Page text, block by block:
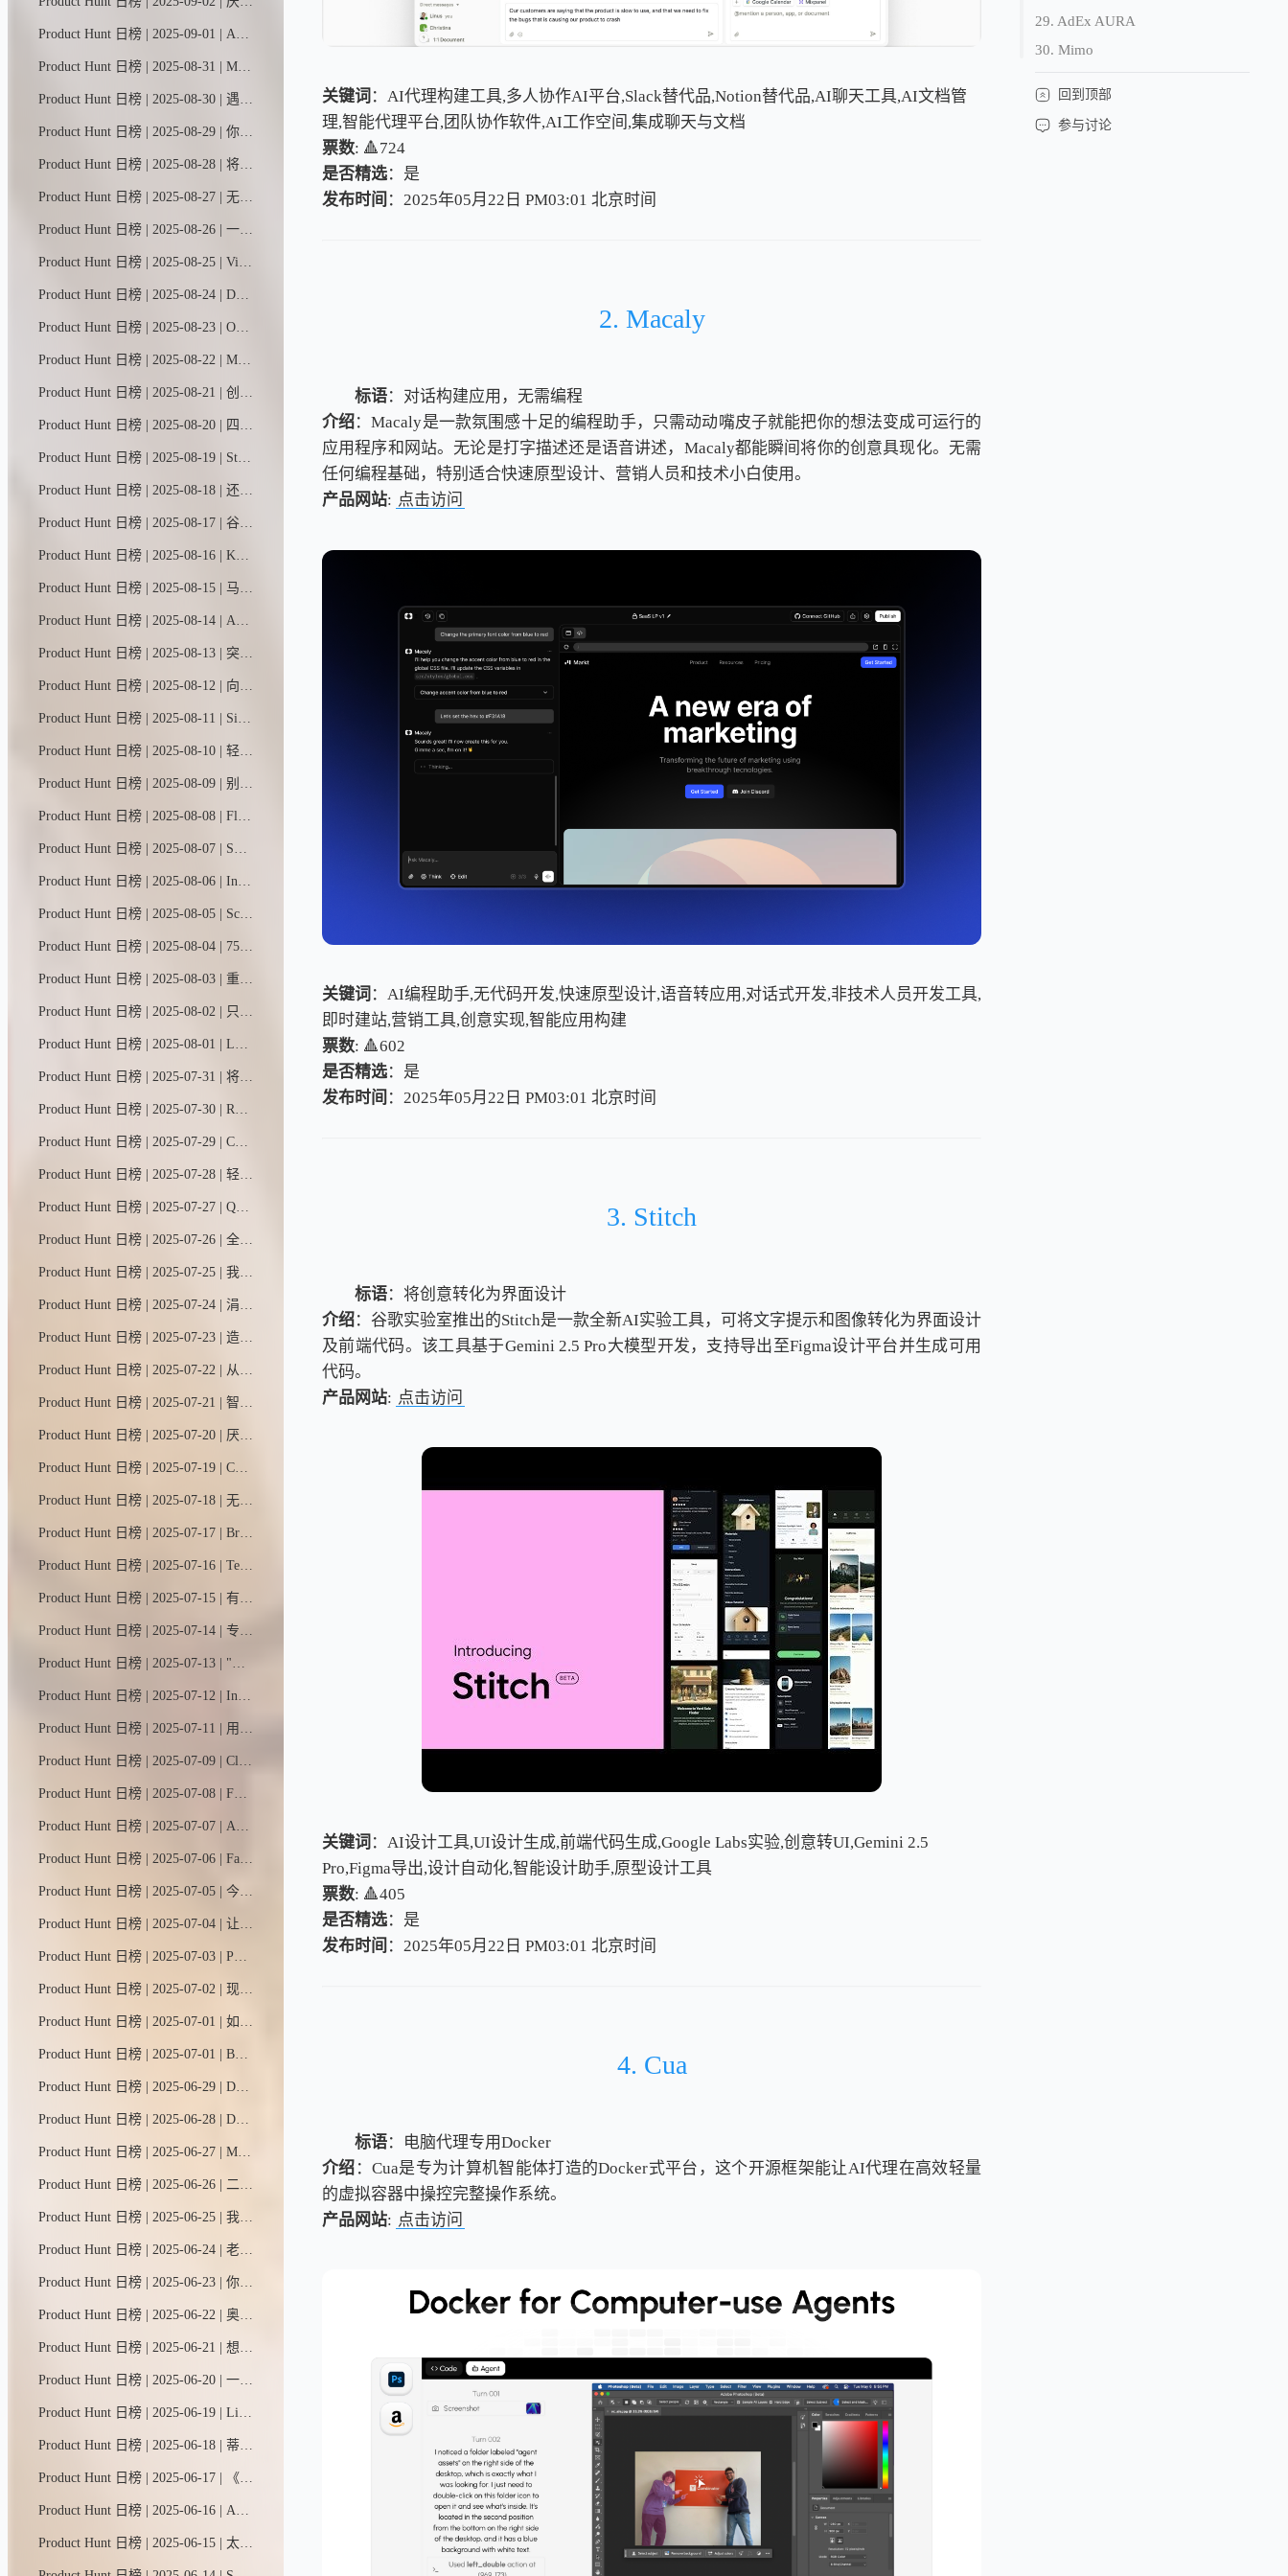
Product Hunt 日榜 | 2025-09-01 | A01是你的专属新闻助手，帮你追踪所有关心的话题。只需告诉它你想关注的内容，它就会为你带来最新资讯。
Product Hunt 日榜 | 2025-08-31 | Motion以高清画质捕捉屏幕动态，平滑处理鼠标移动轨迹，添加局部放大特效，让您全面掌控视觉呈现。只需轻点几下，原始素材即刻升级为专业级精制视频——无论是分享展示、产品演示还是营销推广，皆能完美胜任。
Product Hunt 日榜 | 2025-08-30 | 遇见Surf——一款专业AI助手，将加密市场的纷杂信息转化为行动指南。整合实时社群情绪与链上数据，打造研究与执行的一体化平台。用通俗易懂的 sourced 行业洞察，助您轻松理解RWA（现实世界资产）和稳定币等概念。
Product Hunt 日榜 | 2025-08-29 | 你可能身兼数职：既是CEO，又当营销专员、销售员、会计和客服…现在，让Marblism的AI员工团队为你分忧——全面接管邮件处理、社交媒体运营、潜在客户开发、搜索引擎优化、电话接听及客户支持。
Product Hunt 日榜 | 2025-08-28 | 将非技术性反馈和错误报告在数秒内转化为现成代码。Webvizio自动捕捉产品反馈，收集所有技术数据，并通过Cursor、Windsurf等AI编程工具帮助团队快速解决开发任务。
Product Hunt 日榜 | 2025-08-27 | 无缝支付体验，助力SaaS业务 🤝 全球伙伴轻松分账 🌍 支持80+种货币、100+国家/地区及稳定币结算 🤖 智能AI助手深度解析业务数据 💳 订阅制与一次性支付兼享，税务自动化省心无忧
Product Hunt 日榜 | 2025-08-26 | 一款工作流自动化平台，可将任务精准分配给人类员工或AI代理。通过整合Slack、Jira和Notion等工具，Trace能够解构现有工作流程，识别自动化契机，并将AI代理嵌入重复性任务中执行。
Product Hunt 日榜 | 2025-08-25 | VibeFlow能将您的指令转化为全栈网络应用，通过类似n8n的可视化工作流构建后端逻辑，让您能够随着创意的演进直观查看、编辑并扩展应用程序架构。
Product Hunt 日榜 | 2025-08-24 | Deforge让AI智能体开发变得极其简单。我们的可视化平台将复杂工作流浓缩为单一节点，任何人都能通过填写表单快速部署智能体。
Product Hunt 日榜 | 2025-08-23 | Omnara让Claude Code摆脱终端束缚。先在本地编写代码，随后即可在网页端或移动端无缝续写。设备切换丝滑流畅，工作进度实时同步。当智能代理需要您介入时，推送即时抵达，一键即可审批变更。SDK兼容所有AI代理系统，开启全平台编程新体验。
Product Hunt 日榜 | 2025-08-22 | Mocke AI智能体模拟执行邮件营销活动，1分钟内即可反馈结果，包括邮件打开率、回复率和退订率等关键指标。更独特的是，Mocke能深度解析潜在客户行为：精准指出未打开邮件的原因，解析被标记垃圾邮件或遭到忽视的深层因素。助您获取真实场景中无法捕捉的营销成败关键洞察，揭示活动成功或失败的本质原因。
Product Hunt 日榜 | 2025-08-21 | 创建你自己的发布保护机制，用简单英语标记或阻止团队代码更改，让你立即知晓一切是否按计划进行或违反规则。
Product Hunt 日榜 | 2025-08-20 | 四月是一款语音AI行政助手，可免提管理您的邮件和日程。专为需要行政助理的大忙人设计。只需动动嘴，就能让四月帮您重新安排会议、删除垃圾邮件并回复重要邮件。
Product Hunt 日榜 | 2025-08-19 | Stormy是一款专为网红营销打造的AI助手。只需提供简要需求和预算，它就能从公开数据中筛选出合适的YouTube/TikTok创作者，精准匹配评分，自动撰写个性化邀约文案，通过私信/邮件触达，实时追踪回复动态，并协助完成谈判签约——为您提供从对接到成交的全流程极速服务。
Product Hunt 日榜 | 2025-08-18 | 还在被竞争对手甩在身后吗？HeadsUp是首款能主动预警竞品动态并助您快速应对的AI助手。实时洞悉市场变化，即刻触发行动警报。60秒极速部署，全自动智能护航。
Product Hunt 日榜 | 2025-08-17 | 谷歌航班新推出了一款名为"航班特惠"的AI工具，专为行程灵活的旅行者打造。只需用自然语言描述你的理想旅程，比如"今年冬天来趟滑雪之旅"，它就能为你找到最划算的机票和最佳目的地。
Product Hunt 日榜 | 2025-08-16 | Kuse能将杂乱输入转化为条理分明的交付成果，所有操作都在一个可视化画布上完成——你的创作上下文一目了然，随时可编辑，还能重复利用。输入一团乱麻，输出智慧结晶。
Product Hunt 日榜 | 2025-08-15 | 马卡龙是一款让你一见如故的私人AI。它比朋友更懂你的喜好、经历和愿望，还能瞬间调出定制化小程序，让每次对话都甜度满分。
Product Hunt 日榜 | 2025-08-14 | Autumn让AI初创企业仅需3次API调用即可实现用量计价与管控。基于Stripe构建，一站式管理订阅、用量和访问权限。无需配置Webhook或后端逻辑，特别适合开发大语言模型和图像应用的早期团队。
Product Hunt 日榜 | 2025-08-13 | 突破大脑的极限。与你阅读、观看、聆听或记录的所有内容展开对话。随时随地添加资料，或导入数千个视频、播客等内容——全部自动归档至你的智能知识库。让记忆成为永恒可检索的宝藏。
Product Hunt 日榜 | 2025-08-12 | 向各路传奇人物学习任意主题的大师课，课程阵容包括保罗·格雷厄姆、埃隆·马斯克、陶哲轩、安德烈·卡帕西、摩根·豪塞尔、比尔·阿克曼和马克·安德森。观看他们实时共享屏幕，为你讲授自选课题的深度课程。
Product Hunt 日榜 | 2025-08-11 | Simular Pro是一款专为macOS打造的生产级电脑助手，能够像真人一样可靠地自动化处理复杂的桌面任务。
Product Hunt 日榜 | 2025-08-10 | 轻松隐藏网页上的敏感信息，如文字、图片、表单等内容。
Product Hunt 日榜 | 2025-08-09 | 别再浪费时间和金钱选错课程了。CourseCorrect能根据你的水平、经验和技能，全网智能匹配最适合的课程。还能获取就业市场需求、薪资涨幅等深度分析，告诉你哪些技能才能真正推动职业发展。
Product Hunt 日榜 | 2025-08-08 | Floot让非技术人员和创业者也能轻松打造真正可用的专业级网页应用。它设计得极其简单易用又功能强大。整套技术栈（后端、数据库、托管等）都已内置集成，从此你可以毫无障碍地实现自己的创意构想。
Product Hunt 日榜 | 2025-08-07 | SpeedVitals RUM助您实时监测真实用户性能（核心网页指标）与网站分析数据。作为谷歌分析的替代方案，它采用隐私优先设计，全程无需使用追踪Cookie。
Product Hunt 日榜 | 2025-08-06 | Indy AI颠覆了自由职业者的接单方式。它直连你的领英和X账号，扫描你的人脉网络，在你的Contra动态中推送熟人商机。告别求职平台。无需硬推销。只推荐来自既有关系的真实机会。
Product Hunt 日榜 | 2025-08-05 | SciSpace智能助手，您的科研搭档，集成了数百种学术工具与数据库于一体。只需简单指令，它便能阅读文献、分析数据、撰写论文，助您节省90%研究时间，让您从假设到发现的科研之路快人一步。
Product Hunt 日榜 | 2025-08-04 | 75%的网站未能通过核心网页指标测评。快检查你的网站排名是否被加载更快的竞争对手超越。数据源自Chrome用户体验报告的真实用户数据。
Product Hunt 日榜 | 2025-08-03 | 重视用户信任的现代SaaS团队专属——隐私友好型网站数据分析+仪表盘
Product Hunt 日榜 | 2025-08-02 | 只需一张照片，即可生成温馨逼真的产品展示图。X-Design助力小商家一键升级普通照片，轻松打造风格化场景——无论是温馨卧室、波西米亚风客厅，还是手持产品特写。功能涵盖修图美化、尺寸调整、智能抠图等全套工具。
Product Hunt 日榜 | 2025-08-01 | Launch只需一个指令就能构建完整产品——涵盖前端、后端、内置数据库和实时集成。无需Supabase，无需Zapier。遇到难题时，真人工程师将协助调试并交付成果。从构想到上线仅需数分钟，全程提供值得信赖的技术支持。
Product Hunt 日榜 | 2025-07-31 | 将你的安卓手机变成AI游乐场。DroidRun让你能在原生移动应用中创建并控制自主智能体，是测试、自动化和实验的完美工具。百分百开源，即将支持云端部署。
Product Hunt 日榜 | 2025-07-30 | RunLLM基于加州大学伯克利分校十年研究成果打造，能通过分析日志、代码和文档解决复杂技术支持问题。该工具可节省30%以上工程师时间，平均故障修复时长缩短50%，工单拦截率高达99%。Databricks、Sourcegraph和Corelight等企业已投入使用——立即免费试用您的专属版本。
Product Hunt 日榜 | 2025-07-29 | CopyCat是一款无需编程的浏览器自动化搭建平台。通过其可视化编辑器，您只需将AI指令与可靠的步骤化操作相结合，即可实现各类网页任务的自动化处理。
Product Hunt 日榜 | 2025-07-28 | 轻松通过对话生成并优化高转化率的产品视觉内容。HuHu AI智能助手化身您的专属搭档，为网店打造所需一切。✅ 一张照片，全场景内容。✅ 链接一键焕新。✅ 触达更广客群。
Product Hunt 日榜 | 2025-07-27 | Quicko Pro是一款以AI为核心的专业咨询平台，助力从业者轻松开展线上业务。它提供可定制的门户界面、无缝支付集成和实时数据分析功能，既能简化运营流程，又能提升客户互动体验。
Product Hunt 日榜 | 2025-07-26 | 全球首款大型视觉记忆模型震撼问世——这款AI能像ChatGPT处理文字一样，观看并记忆视频内容。上传至Memories.ai平台后，您可随时搜索画面细节或提出相关问题。
Product Hunt 日榜 | 2025-07-25 | 我们都可能需要一些心理支持。我曾用过Ash，凌晨两点被它的贴心程度震撼到了。它能记住我们的对话，甚至还会提出质疑，给出超有启发的见解。人工智能反而让我们更有人情味，这感觉太奇妙了不是吗？
Product Hunt 日榜 | 2025-07-24 | 涓流魔法画布——全球首款智能协作画布，让你与AI直观共创，轻松打造可直接上线的应用与网站。这个可视化空间专为情境工程设计，智能体能更精准理解你的意图，构建多页面应用程序。
Product Hunt 日榜 | 2025-07-23 | 造你所想，共享灵感，人人皆可参与。YouWare是一个活力四射的编程社区，搭载智能工具。加入10万+创作者与30万+项目，激发创意火花，收获宝贵建议。灵感枯竭？快来围观这些社区大神作品！
Product Hunt 日榜 | 2025-07-22 | 从线索挖掘到客户培育再到个性化触达，Jeeva全流程包办，让您专注成交而非追逐。全新2.0版本能智能分类收件箱、实时生成通话预案、自动管理后续跟进，甚至为您完成会议纪要。
Product Hunt 日榜 | 2025-07-21 | 智能清单 随手即达。用语音或拍照就能瞬间生成AI待办清单，轻松追踪每日每周每月事务。
Product Hunt 日榜 | 2025-07-20 | 厌倦了无休止的刷屏？Barrier应用将屏幕使用时间限制为每次10分钟，然后自动锁住让人分心的应用。想解锁？得等30秒...正好让你冷静思考是否值得。这款免费工具操作简单，用户反馈屏幕使用时间平均减少70%。放下手机，重拾生活。
Product Hunt 日榜 | 2025-07-19 | ChatGPT现在能自主思考并行动，主动调用智能工具箱中的技能，在电脑上为你完成任务。
Product Hunt 日榜 | 2025-07-18 | 无标题UI React是全球最大的开源React组件库，基于Tailwind CSS与React Aria构建。它囊括了设计开发现代用户界面所需的一切元素，助你省去数月设计开发周期。只需复制、粘贴，即可快速构建。
Product Hunt 日榜 | 2025-07-17 | Brain MAX是ClickUp推出的原生桌面应用，专治AI工具泛滥症，让工作效率飙升。每月仅需9美元，即可畅享所有AI模型（含高级推理模型），还能体验语音转文字、跨应用AI联动、智能任务处理等强大功能。
Product Hunt 日榜 | 2025-07-16 | TestSprite 2.0是您编程助手的最佳拍档。全新智能代码处理器能解析需求规格、验证AI生成代码、执行测试并提供修复建议——当您的智能助手编写代码时，我们确保其正确运行。
Product Hunt 日榜 | 2025-07-15 | 有创意、剧本、节奏点或心仪角色？OpenArt一键帮你打造视觉故事——动态、音乐、剧情线全包圆。
Product Hunt 日榜 | 2025-07-14 | 专业AI模拟面试，实时反馈与简历精准匹配，助你斩获心仪职位。基于STAR法则打造200+真实考题库，支持7种语言练习。设计师专为设计师打造。
Product Hunt 日榜 | 2025-07-13 | "语音流动"是谷歌AI视频创作工具Flow的一项全新实验性功能。该功能由Veo 3驱动，允许用户为单张初始图片生成的视频添加定制化AI语音，通过对话让静态画面生动起来。
Product Hunt 日榜 | 2025-07-12 | Intervo是一款开源平台，专为打造智能电话、语音及聊天AI助手而设计。它能突破ChatBase和Retell.AI等封闭平台的局限，即时帮助客户筛选潜在商机、处理技术支持，还能实现更多强大功能！
Product Hunt 日榜 | 2025-07-11 | 用AI将简历一键生成Notion风格个人网站——无需编程与设计基础。HelloCV AI助你脱颖而出，展示作品集，秒速斩获面试机会。专属简历域名免费托管，打造你的职业名片。
Product Hunt 日榜 | 2025-07-09 | Clueso是打造惊艳产品视频的最快最简单方式。它能将原始屏幕录像在几分钟内转化为影棚级视频和分步教程文章，无需任何剪辑或设计技能。
Product Hunt 日榜 | 2025-07-08 | Forge是连接并运行跨供应商AI模型的快速安全方案——告别工具碎片化和基础设施困扰。仅需三行代码即可切换。兼容OpenAI。隐私至上。
Product Hunt 日榜 | 2025-07-07 | AI提示词工程工作台，配备强大分析工具，用于设计、测试及系统化评估提示词效果。
Product Hunt 日榜 | 2025-07-06 | FastMoss是首屈一指的TikTok数据分析平台，致力于为TikTok品牌和内容创作者提供可操作的洞察力，助力他们在充满活力的社交电商领域取得成功。
Product Hunt 日榜 | 2025-07-05 | 今日心灵助手是你专属的情绪管理AI伙伴。它能随时随记录心情变化、发现情绪规律，并提供科学有效的调节方法。
Product Hunt 日榜 | 2025-07-04 | 让#AutoCoder搭建网站 = 前端+后端+数据库 无需Supabase！
Product Hunt 日榜 | 2025-07-03 | Portia助您快速部署生产级AI智能体。它提供即插即用工具集成、声明式规划与统一认证框架，让您能在API和网页端安全可靠地部署智能体，同时保持全程人工监督与控制。
Product Hunt 日榜 | 2025-07-02 | 现在，你可以在网页端和移动端使用Cursor智能助手了。就像IDE里那位与你默契协作的老搭档一样，这些跨平台助手同样能编写代码、解答复杂问题，并为你搭建项目框架。
Product Hunt 日榜 | 2025-07-01 | 如果能在任何应用、任何标签页上实现类似Figma的协作体验会怎样？Tabl就是专为高效工作打造的第二浏览器。
Product Hunt 日榜 | 2025-07-01 | Byterover是专为AI编程助手打造的智能记忆增强层——它能跨项目和团队创建、调用并管理那些充满灵感的编码最佳实践。现在只需通过Cursor、Windsurf等AI集成开发环境安装插件，即刻开启高效编程之旅。
Product Hunt 日榜 | 2025-06-29 | DeskMinder是一款简洁高效的macOS桌面提醒工具，专为需要醒目提示的注意力缺陷人群设计，让待办事项一目了然。
Product Hunt 日榜 | 2025-06-28 | Dyad 是一款免费、本地化、开源的氛围编程工具。它可作为v0、Lovable和Bolt的替代品，但不受平台束缚或功能限制——你可以自由选用任何AI模型（包括免费的Gemini和OpenRouter模型）！立即免费下载：支持Windows和Mac双平台运行。
Product Hunt 日榜 | 2025-06-27 | Mysite.ai助您两分钟内轻松建站：自动生成网站内容、智能捕获潜在客户。告别模板拖拽的繁琐操作，只需回答几个简单问题即可一键上线。现在免费试用，无需注册。
Product Hunt 日榜 | 2025-06-26 | 二十是一款现代开源CRM系统，作为Salesforce的替代方案，它完全可定制、价格亲民，并由社区力量驱动。
Product Hunt 日榜 | 2025-06-25 | 我们帮你整合所有社交平台的人际关系。Pally会深度分析每位联系人的网络足迹，助你：高效筹备会面、轻松维系人脉、快速检索社交圈，解锁更多社交智慧。
Product Hunt 日榜 | 2025-06-24 | 老板模式为你配备了一支全AI团队——CEO、设计师、开发者、营销专员和文案写手。他们能在几分钟内打造你的品牌、撰写文案、设计并搭建网站，还能全天候托管、监测并推动业务增长。
Product Hunt 日榜 | 2025-06-23 | 你的自拍值得更闪耀。一键将照片转化为风格化AI艺术——吉卜力、皮克斯、大理石纹、GTA游戏风、Funko潮玩等多样风格。无需注册，极速生成，完全免费。或许这就是你的新头像。立即体验 → https://magichour.ai/products/ai-selfie-generator
Product Hunt 日榜 | 2025-06-22 | 奥克利Meta智能眼镜是Meta与奥克利联手打造的全新智能穿戴品类。解放双手即可拍摄视频，开放式耳塞带来沉浸音乐体验，Meta AI助手随时提供实时解答。7月11日开启预售。
Product Hunt 日榜 | 2025-06-21 | 想象一个能替你完成电脑工作的智能助手——从自动化任务到网络调研，再到生成交付成果。只需用简单自然的语言输入需求，ComputerX就能将你的指令转化为实际行动。
Product Hunt 日榜 | 2025-06-20 | 一站式构建关系型数据库，轻松管理数据并驱动全栈商业应用。从零开始创建、导入CSV文件或直接使用现成模板快速启动。
Product Hunt 日榜 | 2025-06-19 | Liveblocks为您提供现成功能，如AI协作者、评论系统和多人协同编辑，让产品更具吸引力，助力业务增长。
Product Hunt 日榜 | 2025-06-18 | 蒂拉是一款可视化AI工作台，专为打造复杂多模态项目而生。在这里，您可以一站式调用GPT-4、DALL·E、Kling、Luma等顶尖AI模型。无需频繁切换标签页，单窗口即可完成创作、编程、搜索与设计全流程。
Product Hunt 日榜 | 2025-06-17 | 《产品实景》是一个精选视频库，收录了iOS平台上最出色的应用和交互设计。你可以按名称、类别、模式等多种方式搜索。逐帧细览精彩片段，结识背后的设计大师。最重要的是：发现并下载这些优秀应用。
Product Hunt 日榜 | 2025-06-16 | AI整合精选金融与社交数据，助您洞察股市。轻轻一滑发现机会，点按之间深入调研。
Product Hunt 日榜 | 2025-06-15 | 太阳照常升起，你也能！用Sun打造更好的习惯。追踪连续记录，设定个性化目标，借助详细数据和提醒保持自律。简约设计，强大功能。免费开启，随时升级——卓越不是一种行为，而是一种习惯。-亚里士多德
关键词 ：AI代理构建工具,多人协作AI平台,Slack替代品,Notion替代品,AI聊天工具,AI文档管
理,智能代理平台,团队协作软件,AI工作空间,集成聊天与文档
票数: 🔺724
是否精选：是
发布时间 ：2025年05月22日 PM03:01 北京时间
北京时间
2. Macaly
标语：对话构建应用，无需编程
介绍：Macaly是一款氛围感十足的编程助手，只需动动嘴皮子就能把你的想法变成可运行的
应用程序和网站。无论是打字描述还是语音讲述，Macaly都能瞬间将你的创意具现化。无需
任何编程基础，特别适合快速原型设计、营销人员和技术小白使用。
产品网站: 点击访问
关键词 ：AI编程助手,无代码开发,快速原型设计,语音转应用,对话式开发,非技术人员开发工具,
即时建站,营销工具,创意实现,智能应用构建
票数: 🔺602
是否精选：是
发布时间 ：2025年05月22日 PM03:01 北京时间
北京时间
3. Stitch
标语：将创意转化为界面设计
介绍：谷歌实验室推出的Stitch是一款全新AI实验工具，可将文字提示和图像转化为界面设计
及前端代码。该工具基于Gemini 2.5 Pro大模型开发，支持导出至Figma设计平台并生成可用
代码。
产品网站: 点击访问
关键词 ：AI设计工具,UI设计生成,前端代码生成,Google Labs实验,创意转UI,Gemini 2.5
Pro,Figma导出,设计自动化,智能设计助手,原型设计工具
票数: 🔺405
是否精选：是
发布时间 ：2025年05月22日 PM03:01 北京时间
北京时间
4. Cua
标语：电脑代理专用Docker
介绍 ：Cua是专为计算机智能体打造的Docker式平台，这个开源框架能让AI代理在高效轻量
的虚拟容器中操控完整操作系统。
产品网站: 点击访问
29. AdEx AURA
30. Mimo
回到顶部
参与讨论